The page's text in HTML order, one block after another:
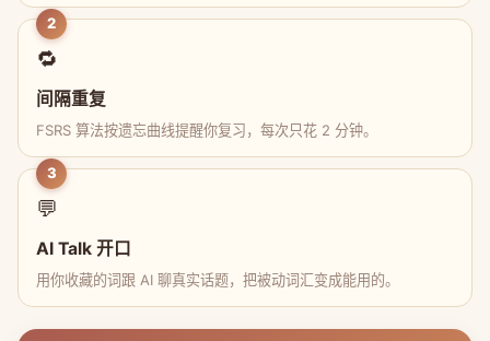
2
🔁
间隔重复
FSRS 算法按遗忘曲线提醒你复习，每次只花 2 分钟。
3
💬
AI Talk 开口
用你收藏的词跟 AI 聊真实话题，把被动词汇变成能用的。